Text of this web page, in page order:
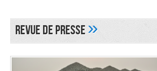
Revue de Presse»